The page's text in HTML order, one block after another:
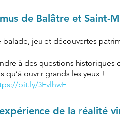
de Balâtre et Saint-
jeu et découvertes
à des questions historiques
qu’à ouvrir grands les yeux !
bit.ly/3FvlhwE
de la réalité